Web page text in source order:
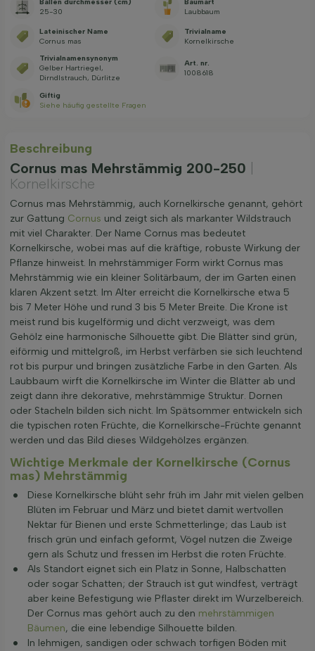
25-30
Laubbaum
Lateinischer Name
Cornus mas
Trivialname
Kornelkirsche
Trivialnamensynonym
Gelber Hartriegel,
Dirndlstrauch, Dürlitze
Art. nr.
1008618
Giftig
Siehe häufig gestellte Fragen
Beschreibung
Cornus mas Mehrstämmig 200-250
Kornelkirsche
Cornus mas Mehrstämmig, auch Kornelkirsche genannt, gehört
zur Gattung Cornus und zeigt sich als markanter Wildstrauch
mit viel Charakter. Der Name Cornus mas bedeutet
Kornelkirsche, wobei mas auf die kräftige, robuste Wirkung der
Pflanze hinweist. In mehrstämmiger Form wirkt Cornus mas
Mehrstämmig wie ein kleiner Solitärbaum, der im Garten einen
klaren Akzent setzt. Im Alter erreicht die Kornelkirsche etwa 5
bis 7 Meter Höhe und rund 3 bis 5 Meter Breite. Die Krone ist
meist rund bis kugelförmig und dicht verzweigt, was dem
Gehölz eine harmonische Silhouette gibt. Die Blätter sind grün,
eiförmig und mittelgroß, im Herbst verfärben sie sich leuchtend
rot bis purpur und bringen zusätzliche Farbe in den Garten. Als
Laubbaum wirft die Kornelkirsche im Winter die Blätter ab und
zeigt dann ihre dekorative, mehrstämmige Struktur. Dornen
oder Stacheln bilden sich nicht. Im Spätsommer entwickeln sich
die typischen roten Früchte, die Kornelkirsche-Früchte genannt
werden und das Bild dieses Wildgehölzes ergänzen.
Wichtige Merkmale der Kornelkirsche (Cornus
mas) Mehrstämmig
Diese Kornelkirsche blüht sehr früh im Jahr mit vielen gelben
Blüten im Februar und März und bietet damit wertvollen
Nektar für Bienen und erste Schmetterlinge; das Laub ist
frisch grün und einfach geformt, Vögel nutzen die Zweige
gern als Schutz und fressen im Herbst die roten Früchte.
Als Standort eignet sich ein Platz in Sonne, Halbschatten
oder sogar Schatten; der Strauch ist gut windfest, verträgt
aber keine Befestigung wie Pflaster direkt im Wurzelbereich.
Der Cornus mas gehört auch zu den mehrstämmigen
Bäumen, die eine lebendige Silhouette bilden.
In lehmigen, sandigen oder schwach torfigen Böden mit